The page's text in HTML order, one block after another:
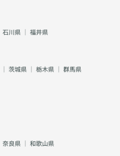
石川県 ｜ 福井県
｜ 茨城県 ｜ 栃木県 ｜ 群馬県
奈良県 ｜ 和歌山県